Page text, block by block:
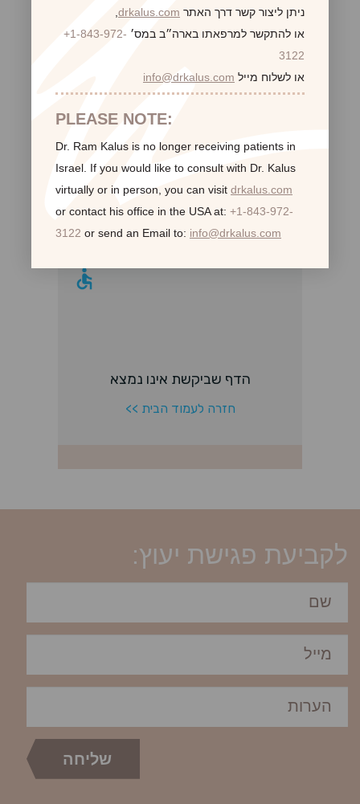
לקוחות ממליצות:
לקביעת פגישת יעוץ:
ניתן ליצור קשר דרך האתר drkalus.com
או להתקשר למרפאתו בארה״ב במס׳ +1-843-972-
3122
או לשלוח מייל info@drkalus.com
PLEASE NOTE:
Dr. Ram Kalus is no longer receiving patients in
Israel. If you would like to consult with Dr. Kalus
virtually or in person, you can visit drkalus.com
or contact his office in the USA at: +1-843-972-
3122 or send an Email to: info@drkalus.com